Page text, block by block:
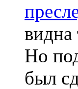
видна
Но
был